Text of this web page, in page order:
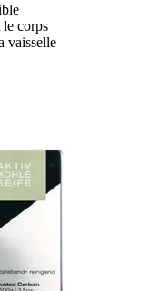
le corps
vaisselle